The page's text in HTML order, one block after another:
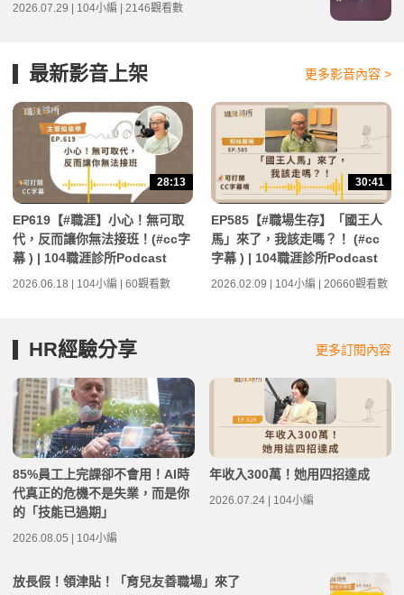
2026.07.29 | 104小編 | 2146觀看數
最新影音上架 更多影音內容 >
28:13
EP619【#職涯】小心！無可取
代，反而讓你無法接班！(#cc字
幕 ) | 104職涯診所Podcast
2026.06.18 | 104小編 | 60觀看數
30:41
EP585【#職場生存】「國王人
馬」來了，我該走嗎？！ (#cc
字幕 ) | 104職涯診所Podcast
2026.02.09 | 104小編 | 20660觀看數
HR經驗分享 更多訂閱內容
85%員工上完課卻不會用！AI時
代真正的危機不是失業，而是你
的「技能已過期」
2026.08.05 | 104小編
年收入300萬！她用四招達成
2026.07.24 | 104小編
放長假！領津貼！「育兒友善職場」來了